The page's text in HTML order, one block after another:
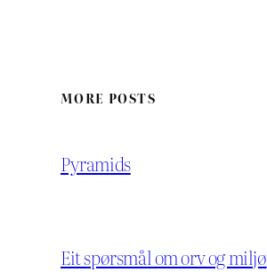
MORE POSTS
Pyramids
Eit spørsmål om orv og miljø